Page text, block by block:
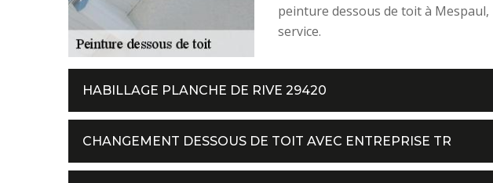
peinture dessous de toit à
service.
HABILLAGE PLANCHE DE RIVE 29420
CHANGEMENT DESSOUS DE TOIT AVEC ENTREPRISE TR